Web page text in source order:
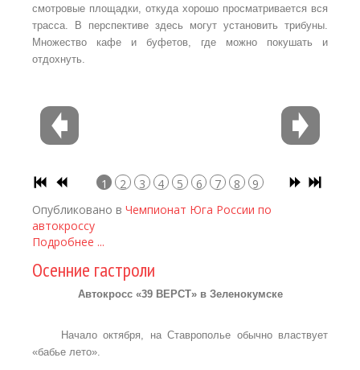
смотровые площадки, откуда хорошо просматривается вся
трасса. В перспективе здесь могут установить трибуны.
Множество кафе и буфетов, где можно покушать и
отдохнуть.
1 2 3 4 5 6 7 8
9
Опубликовано в Чемпионат Юга России по
автокроссу
Подробнее ...
Осенние гастроли
Автокросс «39 ВЕРСТ» в Зеленокумске
Начало октября, на Ставрополье обычно властвует
«бабье лето».